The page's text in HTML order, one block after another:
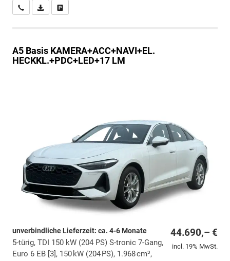
Wir rufen Sie anPDF-Datei, Fahrzeugexposé drucken
A5 Basis KAMERA+ACC+NAVI+EL.
HECKKL.+PDC+LED+17 LM
44.690,– €
incl. 19% MwSt.
unverbindliche Lieferzeit: ca. 4-6 Monate
5-türig, TDI 150 kW (204 PS) S-tronic 7-Gang,
Euro 6 EB [3], 150 kW (204 PS), 1.968 cm³,